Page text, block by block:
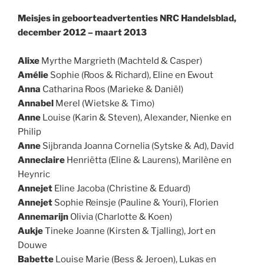
Meisjes in geboorteadvertenties NRC Handelsblad,
december 2012 – maart 2013
Alixe Myrthe Margrieth (Machteld & Casper)
Amélie Sophie (Roos & Richard), Eline en Ewout
Anna Catharina Roos (Marieke & Daniël)
Annabel Merel (Wietske & Timo)
Anne Louise (Karin & Steven), Alexander, Nienke en
Philip
Anne Sijbranda Joanna Cornelia (Sytske & Ad), David
Anneclaire Henriëtta (Eline & Laurens), Marilène en
Heynric
Annejet Eline Jacoba (Christine & Eduard)
Annejet Sophie Reinsje (Pauline & Youri), Florien
Annemarijn Olivia (Charlotte & Koen)
AukjeTineke Joanne (Kirsten & Tjalling), Jort en
Douwe
Babette Louise Marie (Bess & Jeroen), Lukas en